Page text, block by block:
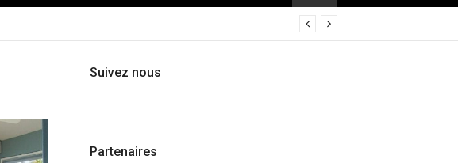
Suivez nous
Partenaires